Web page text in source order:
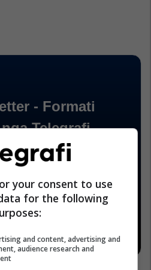
your consent to use
for the following
and content, advertising and
audience research and